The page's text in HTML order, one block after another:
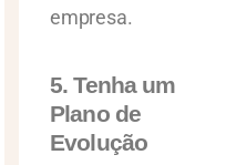
empresa.
5. Tenha um
Plano de
Evolução